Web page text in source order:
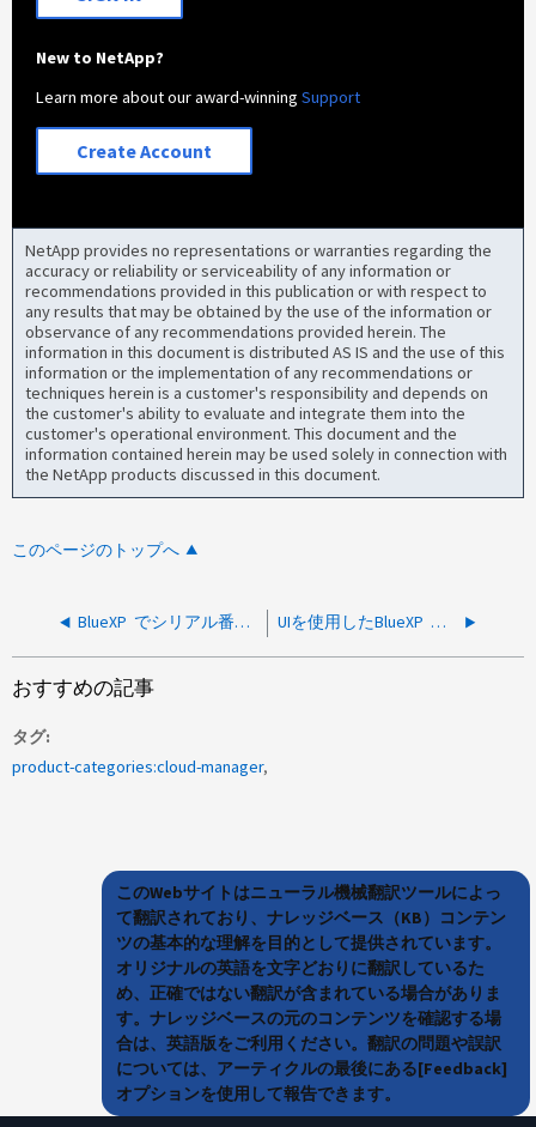
New to NetApp?
Learn more about our award-winningSupport
Create Account
NetApp provides no representations or warranties regarding the
accuracy or reliability or serviceability of any information or
recommendations provided in this publication or with respect to
any results that may be obtained by the use of the information or
observance of any recommendations provided herein. The
information in this document is distributed AS IS and the use of this
information or the implementation of any recommendations or
techniques herein is a customer's responsibility and depends on
the customer's ability to evaluate and integrate them into the
customer's operational environment. This document and the
information contained herein may be used solely in connection with
the NetApp products discussed in this document.
このページのトップへ
BlueXP でシリアル番号のライセンスを使用してライセンスを追加できませんでした UIを使用したBlueXP の導入に失敗しました
おすすめの記事
タグ
product-categories:cloud-manager
このWebサイトはニューラル機械翻訳ツールによっ
て翻訳されており、ナレッジベース（KB）コンテン
ツの基本的な理解を目的として提供されています。
オリジナルの英語を文字どおりに翻訳しているた
め、正確ではない翻訳が含まれている場合がありま
す。ナレッジベースの元のコンテンツを確認する場
合は、英語版をご利用ください。翻訳の問題や誤訳
については、アーティクルの最後にある[Feedback]
オプションを使用して報告できます。